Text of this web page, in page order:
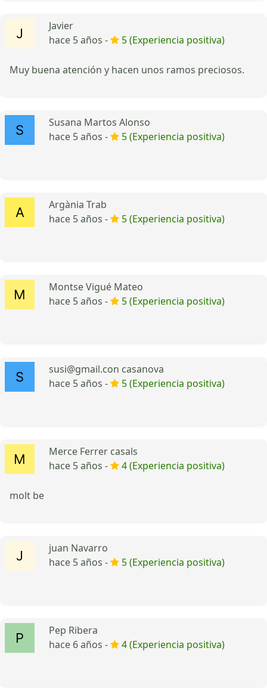
Javier
hace 5 años -
5 (Experiencia positiva)
Muy buena atención y hacen unos ramos preciosos.
Susana Martos Alonso
hace 5 años -
5 (Experiencia positiva)
Argània Trab
hace 5 años -
5 (Experiencia positiva)
Montse Vigué Mateo
hace 5 años -
5 (Experiencia positiva)
susi@gmail.con casanova
hace 5 años -
5 (Experiencia positiva)
Merce Ferrer casals
hace 5 años -
4 (Experiencia positiva)
molt be
juan Navarro
hace 5 años -
5 (Experiencia positiva)
Pep Ribera
hace 6 años -
4 (Experiencia positiva)